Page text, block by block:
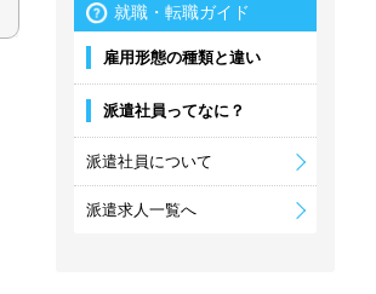
就職・転職ガイド
雇用形態の種類と違い
派遣社員ってなに？
派遣社員について
派遣求人一覧へ